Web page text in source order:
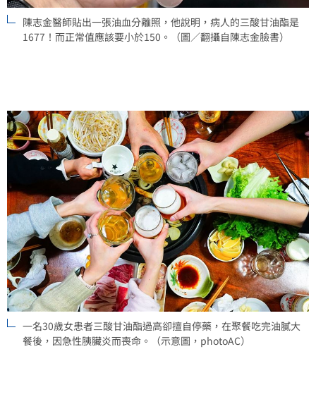
陳志金醫師貼出一張油血分離照，他說明，病人的三酸甘油酯是
1677！而正常值應該要小於150。（圖／翻攝自陳志金臉書）
一名30歲女患者三酸甘油酯過高卻擅自停藥，在聚餐吃完油膩大
餐後，因急性胰臟炎而喪命。（示意圖，photoAC）